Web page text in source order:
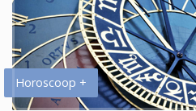
Horoscoop +